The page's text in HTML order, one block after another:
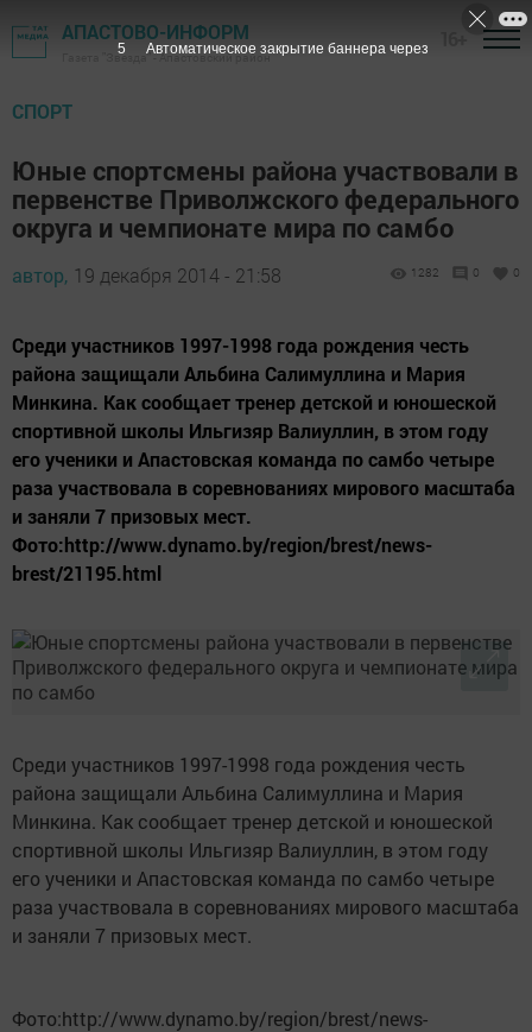
АПАСТОВО-ИНФОРМ
Газета "Звезда" - Апастовский район
СПОРТ
Юные спортсмены района участвовали в
первенстве Приволжского федерального
округа и чемпионате мира по самбо
автор, 19 декабря 2014 - 21:58 1282 0 0
Среди участников 1997-1998 года рождения честь
района защищали Альбина Салимуллина и Мария
Минкина. Как сообщает тренер детской и юношеской
спортивной школы Ильгизяр Валиуллин, в этом году
его ученики и Апастовская команда по самбо четыре
раза участвовала в соревнованиях мирового масштаба
и заняли 7 призовых мест.
Фото:http://www.dynamo.by/region/brest/news-
brest/21195.html
Среди участников 1997-1998 года рождения честь
района защищали Альбина Салимуллина и Мария
Минкина. Как сообщает тренер детской и юношеской
спортивной школы Ильгизяр Валиуллин, в этом году
его ученики и Апастовская команда по самбо четыре
раза участвовала в соревнованиях мирового масштаба
и заняли 7 призовых мест.
Фото:http://www.dynamo.by/region/brest/news-
4 Автоматическое закрытие баннера через